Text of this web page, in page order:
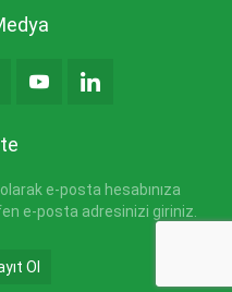
e-posta hesabınıza
e-posta adresinizi giriniz.
Ol